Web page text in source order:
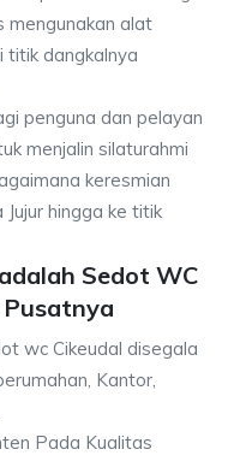
mengunakan alat
titik dangkalnya
penguna dan pelayan
menjalin silaturahmi
keresmian
hingga ke titik
Sedot WC
wc Cikeudal disegala
Kantor,
Pada Kualitas